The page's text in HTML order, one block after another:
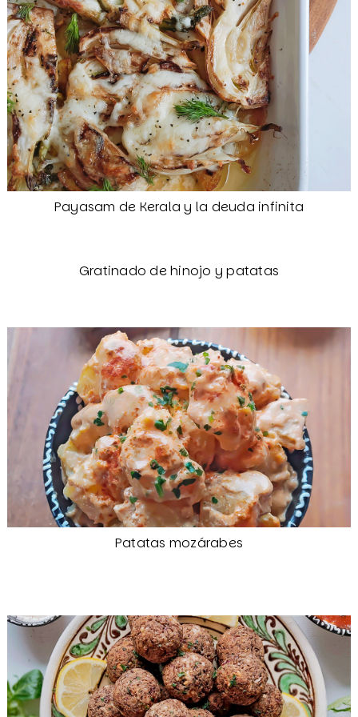
Payasam de Kerala y la deuda infinita
Gratinado de hinojo y patatas
Patatas mozárabes